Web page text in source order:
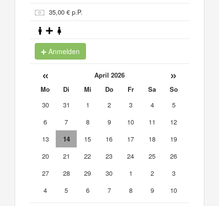
35,00 € p.P.
Anmelden
« April 2026 »
Mo Di Mi Do Fr Sa
So
30
31 1 2 3 4
5
6
7 8 9 10 11
12
13
14 15 16 17 18
19
20
21 22 23 24 25
26
27
28 29 30 1 2
3
4
5 6 7 8 9 10